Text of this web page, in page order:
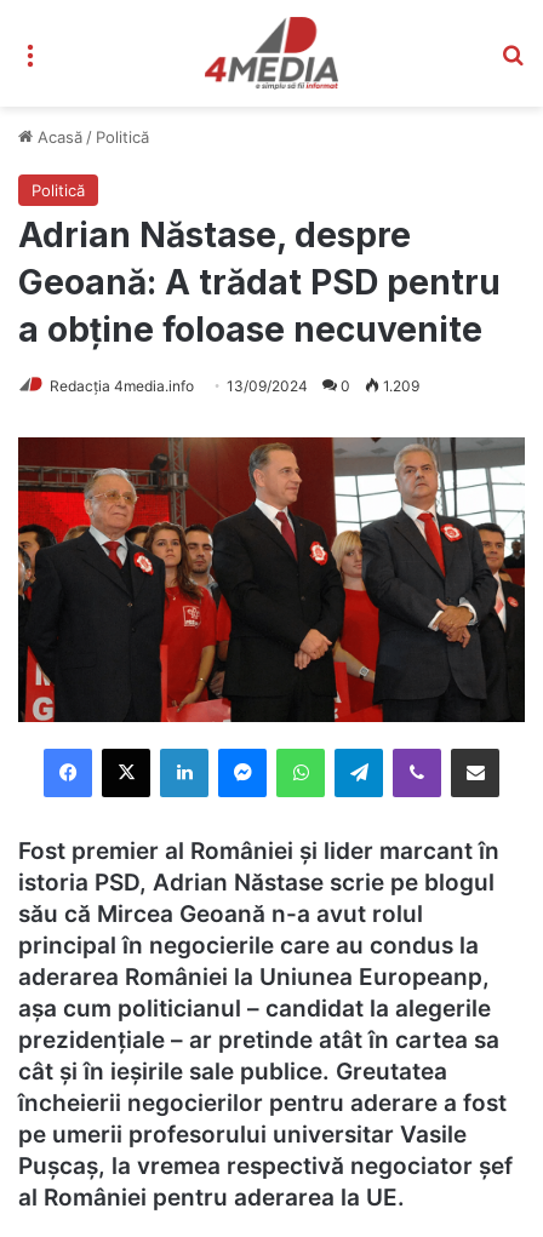
Acasă / Politică
Politică
Adrian Năstase, despre
Geoană: A trădat PSD pentru
a obține foloase necuvenite
Redacția 4media.info 13/09/2024 0 1.209
Facebook
X LinkedInMessengerWhatsAppTelegramViber Distribuie prin mail
Fost premier al României și lider marcant în
istoria PSD, Adrian Năstase scrie pe blogul
său că Mircea Geoană n-a avut rolul
principal în negocierile care au condus la
aderarea României la Uniunea Europeanp,
așa cum politicianul – candidat la alegerile
prezidențiale – ar pretinde atât în cartea sa
cât și în ieșirile sale publice. Greutatea
încheierii negocierilor pentru aderare a fost
pe umerii profesorului universitar Vasile
Pușcaș, la vremea respectivă negociator șef
al României pentru aderarea la UE.